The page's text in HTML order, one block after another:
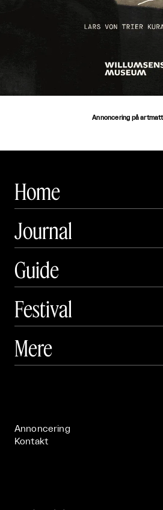
Annoncering på
Home
Journal
Guide
Festival
 Art Matter Festival
Mere
Annoncering
Kontakt